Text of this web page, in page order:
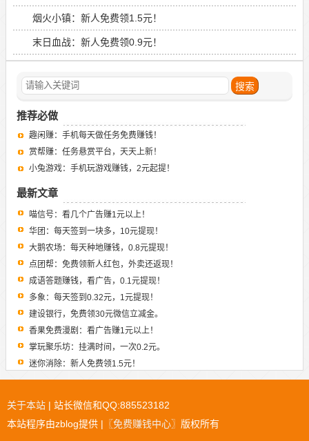
烟火小镇：新人免费领1.5元！
末日血战：新人免费领0.9元！
推荐必做
趣闲赚：手机每天做任务免费赚钱！
赏帮赚：任务悬赏平台，天天上新！
小兔游戏：手机玩游戏赚钱，2元起提！
最新文章
喵信号：看几个广告赚1元以上！
华团：每天签到一块多，10元提现！
大鹅农场：每天种地赚钱，0.8元提现！
点团帮：免费领新人红包，外卖还返现！
成语答题赚钱，看广告，0.1元提现！
多象：每天签到0.32元，1元提现！
建设银行，免费领30元微信立减金。
香果免费漫剧：看广告赚1元以上！
掌玩聚乐坊：挂满时间，一次0.2元。
迷你消除：新人免费领1.5元！
关于本站 | 站长微信和QQ:885523182
本站程序由zblog提供 | 〖免费赚钱中心〗 版权所有